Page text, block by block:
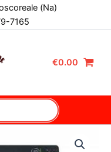
(Na)
7165
€0.00